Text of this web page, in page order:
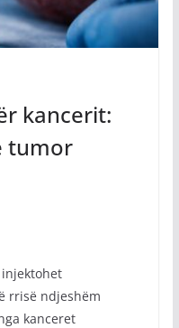
kancerit:
tumor
rrisë ndjeshëm
kanceret